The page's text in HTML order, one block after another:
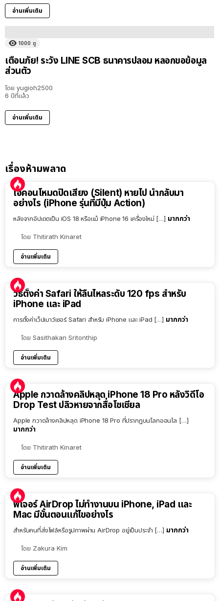
อ่านเพิ่มเติม
1000 ดู
เตือนภัย! ระวัง LINE SCB ธนาคารปลอม หลอกขอข้อมูล
ส่วนตัว
โดย yugioh2500
6 ปีที่แล้ว
อ่านเพิ่มเติม
เรื่องห้ามพลาด
ไอคอนโหมดปิดเสียง (Silent) หายไป นำกลับมา
อย่างไร (iPhone รุ่นที่มีปุ่ม Action)
หลังจากอัปเดตเป็น iOS 18 หรือแม้ iPhone 16 เครื่องใหม่ […] มากกว่า
โดย Thitirath Kinaret
อ่านเพิ่มเติม
วิธีตั้งค่า Safari ให้ลื่นไหลระดับ 120 fps สำหรับ
iPhone และ iPad
การตั้งค่าเว็ปเบาว์เซอร์ Safari สำหรับ iPhone และ iPad […] มากกว่า
โดย Sasithakan Sritonthip
อ่านเพิ่มเติม
Apple กวาดล้างคลิปหลุด iPhone 18 Pro หลังวิดีโอ
Drop Test ปลิวหายจากสื่อโซเชียล
Apple กวาดล้างคลิปหลุด iPhone 18 Pro ที่ปรากฏบนโลกออนไล […]
มากกว่า
โดย Thitirath Kinaret
อ่านเพิ่มเติม
ฟีเจอร์ AirDrop ไม่ทำงานบน iPhone, iPad และ
Mac มีขั้นตอนแก้ไขอย่างไร
สำหรับคนที่ส่งไฟล์หรือรูปภาพผ่าน AirDrop อยู่เป็นประจำ […] มากกว่า
โดย Zakura Kim
อ่านเพิ่มเติม